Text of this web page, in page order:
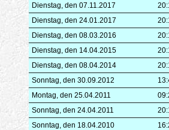
Dienstag, den 07.11.2017
Dienstag, den 24.01.2017
Dienstag, den 08.03.2016
Dienstag, den 14.04.2015
Dienstag, den 08.04.2014
Sonntag, den 30.09.2012
Montag, den 25.04.2011
Sonntag, den 24.04.2011
Sonntag, den 18.04.2010